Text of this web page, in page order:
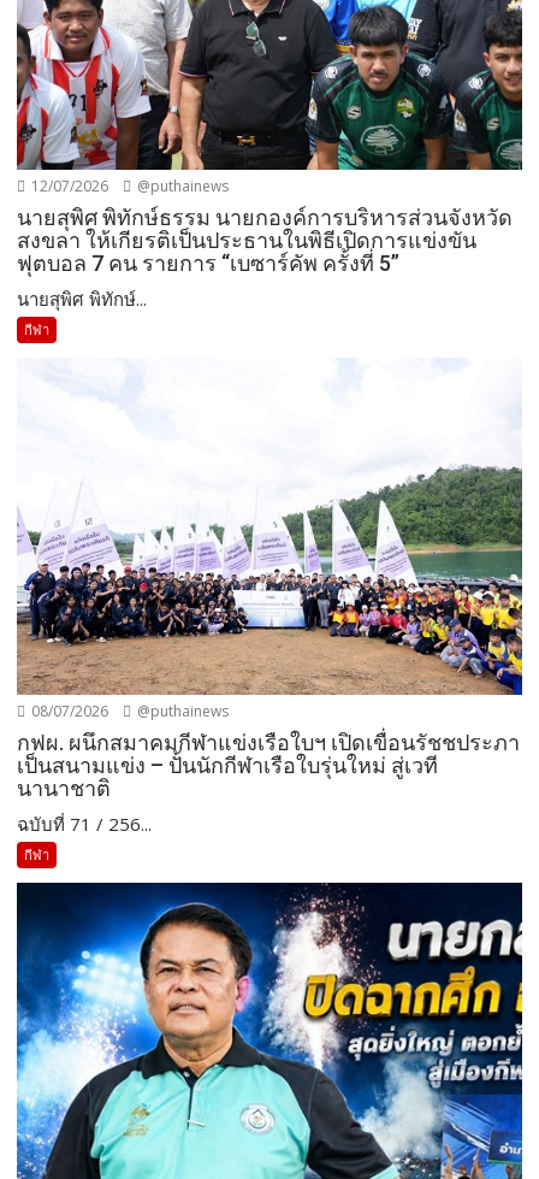
12/07/2026 @puthainews
นายสุพิศ พิทักษ์ธรรม นายกองค์การบริหารส่วนจังหวัด
สงขลา ให้เกียรติเป็นประธานในพิธีเปิดการแข่งขัน
ฟุตบอล 7 คน รายการ “เบซาร์คัพ ครั้งที่ 5”
นายสุพิศ พิทักษ์...
กีฬา
08/07/2026 @puthainews
กฟผ. ผนึกสมาคมกีฬาแข่งเรือใบฯ เปิดเขื่อนรัชชประภา
เป็นสนามแข่ง – ปั้นนักกีฬาเรือใบรุ่นใหม่ สู่เวที
นานาชาติ
ฉบับที่ 71 / 256...
กีฬา